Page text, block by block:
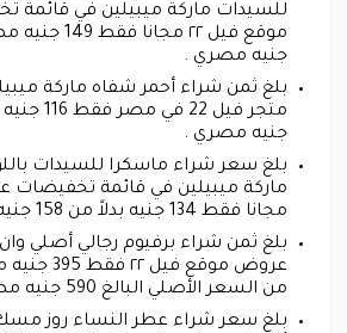
للسيدات ماركة ميبيلين في
جنيه مصري .
بلغ ثمن شراء أحمر شفاه ماركة
جنيه مصري .
بلغ سعر شراء ماسكرا للسيدات
مجانا فقط 134 جنيه بدلاً من 158 جنيه مصري .
بلغ ثمن شراء برفيوم رجالي أصلي
عروض موقع
من السعر الأصلي البالغ 590 جنيه مصري .
بلغ سعر شراء عطر النساء روز